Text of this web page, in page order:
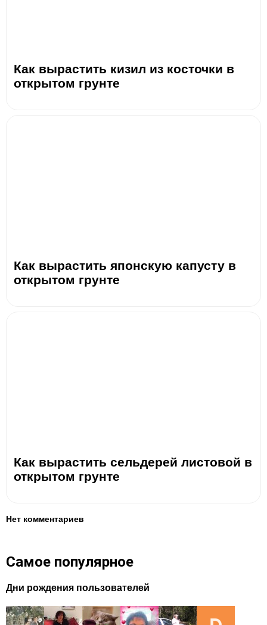
Как вырастить кизил из косточки в
открытом грунте
Как вырастить японскую капусту в
открытом грунте
Как вырастить сельдерей листовой в
открытом грунте
Нет комментариев
Самое популярное
Дни рождения пользователей